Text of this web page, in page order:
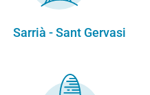
Sarrià - Sant Gervasi